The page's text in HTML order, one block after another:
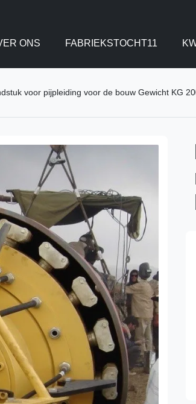
ONS FABRIEKSTOCHT11
voor pijpleiding voor de bouw Gewicht KG